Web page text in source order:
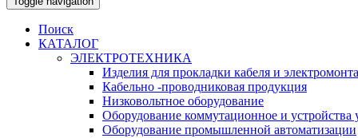
Поиск
КАТАЛОГ
ЭЛЕКТРОТЕХНИКА
Изделия для прокладки кабеля и
Кабельно -проводниковая продукция
Низковольтное оборудование
Оборудование коммутационное и устройства
Оборудование промышленной автоматизации